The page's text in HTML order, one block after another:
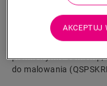
naszego kleju One4All
należy użyć kołków
Sprawdzą się one
wodoszczelne
piankowymi Foamstrip,
do malowania
AKCEPTUJ